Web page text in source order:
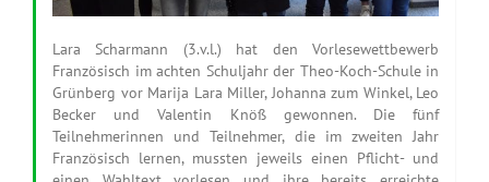
Lara Scharmann (3.v.l.) hat den Vorlesewettbewerb
Französisch im achten Schuljahr der Theo-Koch-Schule in
Grünberg vor Marija Lara Miller, Johanna zum Winkel, Leo
Becker und Valentin Knöß gewonnen. Die fünf
Teilnehmerinnen und Teilnehmer, die im zweiten Jahr
Französisch lernen, mussten jeweils einen Pflicht- und